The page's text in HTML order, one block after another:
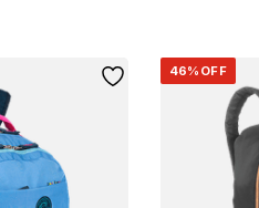
46% OFF